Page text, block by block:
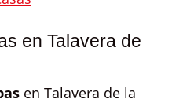
en Talavera de
en Talavera de la